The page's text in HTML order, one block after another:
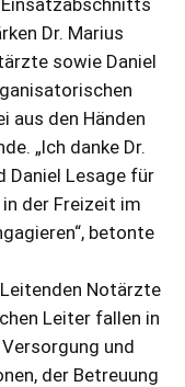
Dr. Marius
sowie Daniel
aus den Händen
„Ich danke Dr.
Daniel Lesage für
der Freizeit im
betonte
Notärzte
Leiter fallen in
und
der Betreuung